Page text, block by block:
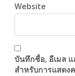
Website
บันทึกชื่อ, อีเมล แ
สำหรับการแสดง